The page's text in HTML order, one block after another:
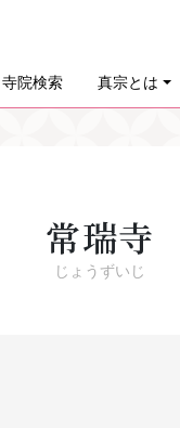
寺院検索 真宗とは
常瑞寺
じょうずいじ